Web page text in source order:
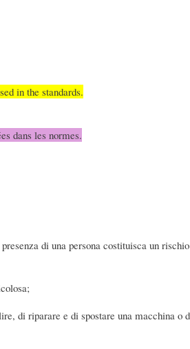
in the standards.
dans les normes.
di una persona costituisca un
di riparare e di spostare una macchina o